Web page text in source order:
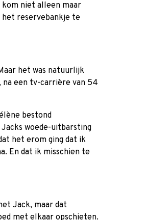
niet alleen maar
het reservebankje te
het was natuurlijk
na een tv-carrière van 54
bestond
woede-uitbarsting
het erom ging dat ik
En dat ik misschien te
Jack, maar dat
met elkaar opschieten.